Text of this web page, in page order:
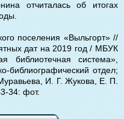
отчиталась об итогах
поселения «Выльгорт» //
дат на 2019 год / МБУК
библиотечная система»,
библиографический отдел;
И. Г. Жукова, Е. П.
34: фот.